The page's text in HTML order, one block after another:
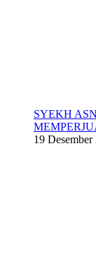
SYEKH
19 Desember